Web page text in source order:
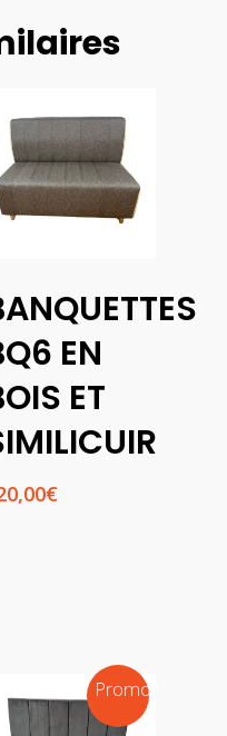
Des
Options
EN
ET
€
Promo !